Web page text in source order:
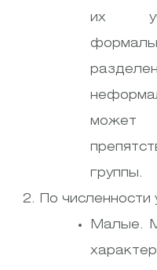
их
может
группы.
По численности
Малые.